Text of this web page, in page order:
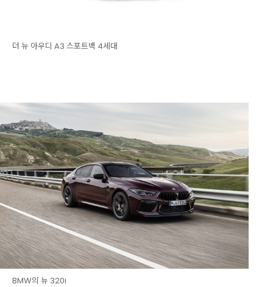
더 뉴 아우디 A3 스포트백 4세대
BMW의 뉴 320i